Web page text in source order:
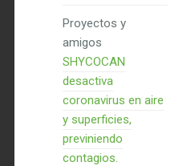
Proyectos y
amigos
SHYCOCAN
desactiva
coronavirus en aire
y superficies,
previniendo
contagios.